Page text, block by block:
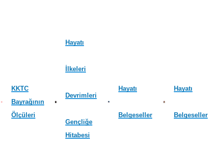
KKTC
Bayrağının
Ölçüleri
Hayatı
İlkeleri
Devrimleri
Gençliğe
Hitabesi
Hayatı
Belgeseller
Hayatı
Belgeseller